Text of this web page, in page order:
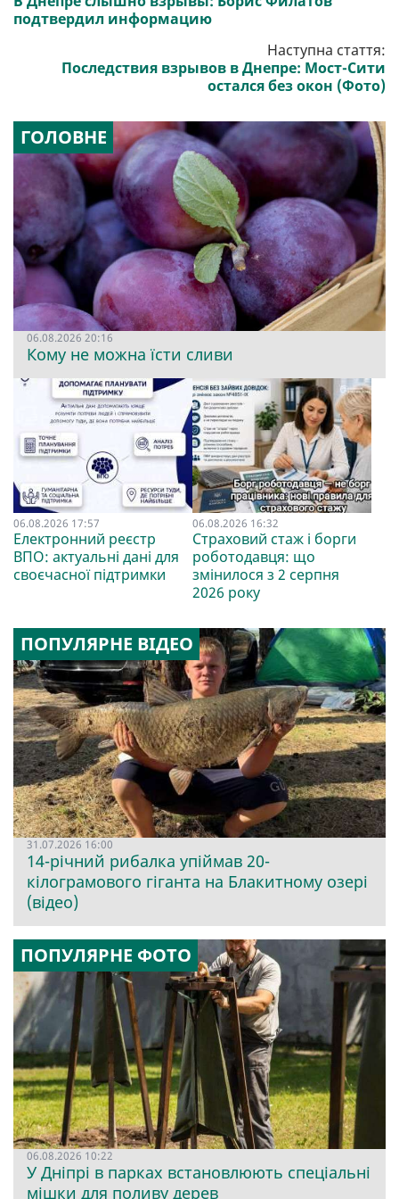
подтвердил информацию
Наступна стаття:
Последствия взрывов в Днепре: Мост-Сити
остался без окон (Фото)
ГОЛОВНЕ
06.08.2026 20:16
Кому не можна їсти сливи
06.08.2026 17:57
Електронний реєстр
ВПО: актуальні дані для
своєчасної підтримки
06.08.2026 16:32
Страховий стаж і борги
роботодавця: що
змінилося з 2 серпня
2026 року
ПОПУЛЯРНЕ ВІДЕО
31.07.2026 16:00
14-річний рибалка упіймав 20-
кілограмового гіганта на Блакитному озері
(відео)
ПОПУЛЯРНЕ ФОТО
06.08.2026 10:22
У Дніпрі в парках встановлюють спеціальні
мішки для поливу дерев